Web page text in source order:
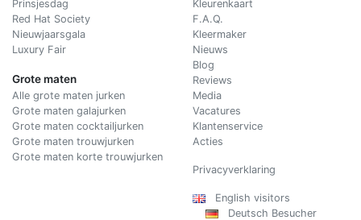
Prinsjesdag
Red Hat Society
Nieuwjaarsgala
Luxury Fair
Grote maten
Alle grote maten jurken
Grote maten galajurken
Grote maten cocktailjurken
Grote maten trouwjurken
Grote maten korte trouwjurken
Kleurenkaart
F.A.Q.
Kleermaker
Nieuws
Blog
Reviews
Media
Vacatures
Klantenservice
Acties
Privacyverklaring
English visitors
Deutsch Besucher